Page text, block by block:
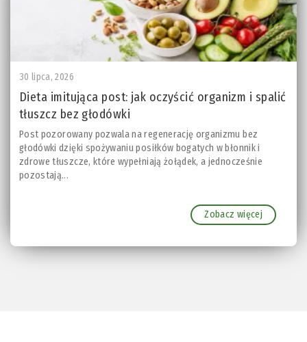
30 lipca, 2026
Dieta imitująca post: jak oczyścić organizm i spalić
tłuszcz bez głodówki
Post pozorowany pozwala na regenerację organizmu bez
głodówki dzięki spożywaniu posiłków bogatych w błonnik i
zdrowe tłuszcze, które wypełniają żołądek, a jednocześnie
pozostają...
Zobacz więcej